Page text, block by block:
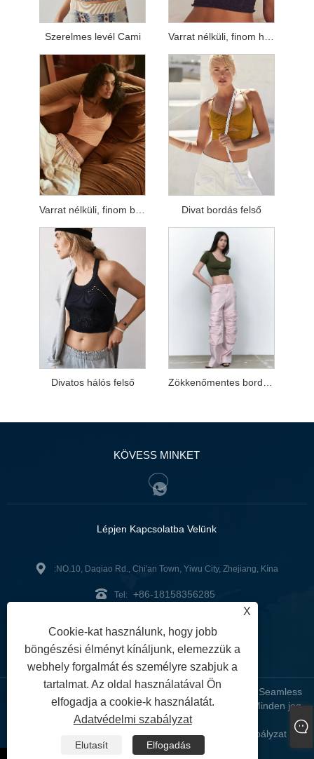
Szerelmes levél Cami Varrat nélküli, finom hálós felső
Varrat nélküli, finom bordás felső Divat bordás felső
Divatos hálós felső Zökkenőmentes borda teteje
KÖVESS MINKET
Lépjen Kapcsolatba Velünk
:NO.10, Daqiao Rd., Chi'an Town, Yiwu City, Zhejiang, Kína
Tel: +86-18158356285
Fax: +86-579-89979099
Copyright © 2024 ZheJiangZhuoGu Clothing Co., Ltd. - Seamless
Yoga Wear, Seamless melltartó, Seamless Leggings - Minden jog
fenntartva
| XML | Adatvédelmi szabályzat |
X
Cookie-kat használunk, hogy jobb
böngészési élményt kínáljunk, elemezzük a
webhely forgalmát és személyre szabjuk a
tartalmat. Az oldal használatával Ön
elfogadja a cookie-k használatát.
Adatvédelmi szabályzat
Elutasít Elfogadás